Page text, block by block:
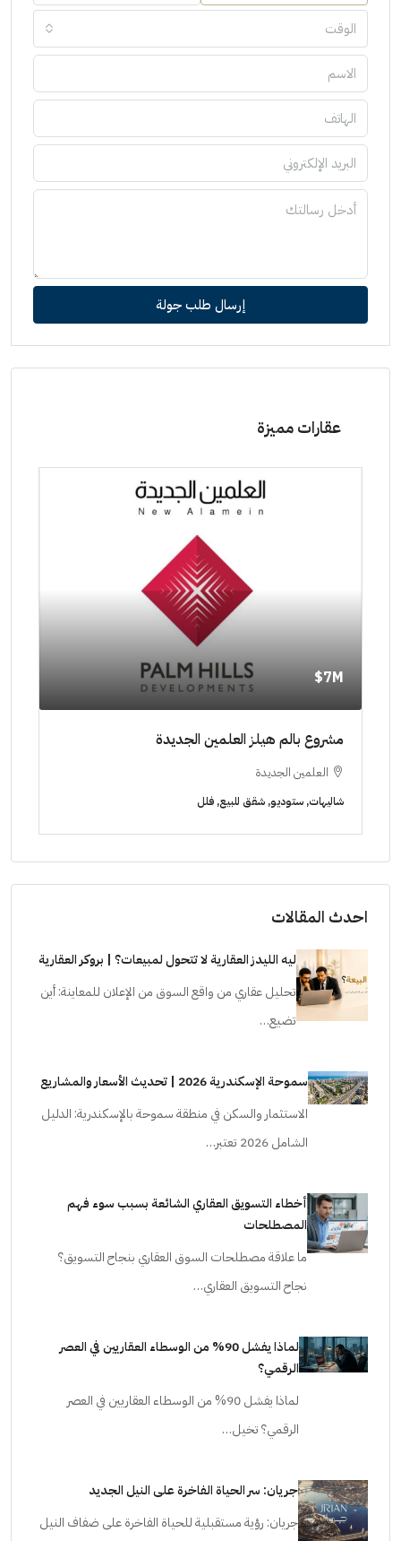
الوقت
إرسال طلب جولة
عقارات مميزة
11M$
ساويرس]
الشيخ زايد
ليه الليدز العقارية لا تتحول لمبيعات؟ | بروكر العقارية
تحليل عقاري من واقع السوق من الإعلان للمعاينة: أين
سموحة الإسكندرية 2026 | تحديث الأسعار والمشاريع
الاستثمار والسكن في منطقة سموحة بالإسكندرية: الدليل
أخطاء التسويق العقاري الشائعة بسبب سوء فهم
المصطلحات
ما علاقة مصطلحات السوق العقاري بنجاح التسويق؟
الرقمي؟
جريان: سر الحياة الفاخرة على النيل الجديد